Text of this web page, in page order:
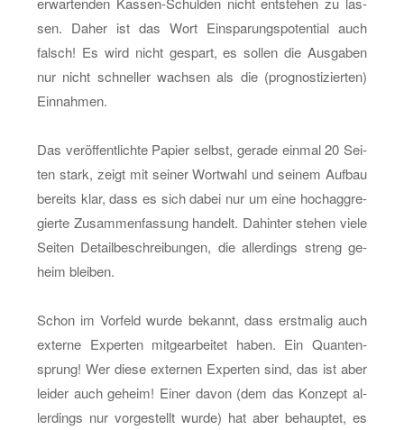
sen. Daher ist das Wort Ein­spa­rungs­po­ten­ti­al auch
falsch! Es wird nicht ge­spart, es sol­len die Aus­ga­ben
nur nicht schnel­ler wach­sen als die (pro­gnos­ti­zier­ten)
Ein­nah­men.
Das ver­öf­fent­lich­te Pa­pier selbst, ge­ra­de ein­mal 20 Sei­
ten stark, zeigt mit sei­ner Wort­wahl und sei­nem Auf­bau
be­reits klar, dass es sich dabei nur um eine hoch­ag­gre­
gier­te Zu­sam­men­fas­sung han­delt. Da­hin­ter ste­hen viele
Sei­ten De­tail­be­schrei­bun­gen, die al­ler­dings streng ge­
heim blei­ben.
Schon im Vor­feld wurde be­kannt, dass erst­ma­lig auch
ex­ter­ne Ex­per­ten mit­ge­ar­bei­tet haben. Ein Quan­ten­
sprung! Wer diese ex­ter­nen Ex­per­ten sind, das ist aber
lei­der auch ge­heim! Einer davon (dem das Kon­zept al­
ler­dings nur vor­ge­stellt wurde) hat aber be­haup­tet, es